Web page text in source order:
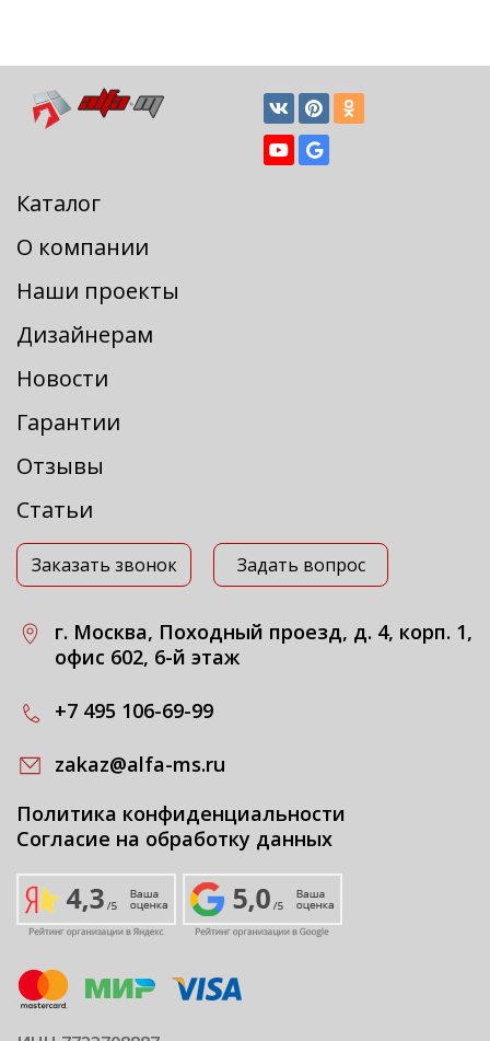
Каталог
О компании
Наши проекты
Дизайнерам
Новости
Гарантии
Отзывы
Статьи
Заказать звонок Задать вопрос
г. Москва, Походный проезд, д. 4, корп. 1,
офис 602, 6-й этаж
+7 495 106-69-99
zakaz@alfa-ms.ru
Политика конфиденциальности
Согласие на обработку данных